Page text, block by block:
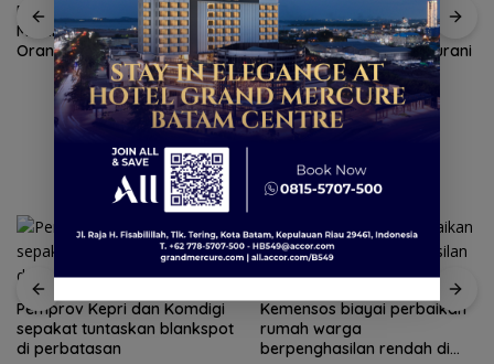
BPS Catat Jumlah Penduduk
Miskin di Kepri Turun 3,3 Ribu
Orang
Ketegangan di Meja Makan:
Ketika Ruang Dialog
Menggugat Eksistensi Nurani
Pemprov Kepri dan Komdigi
sepakat tuntaskan blankspot
di perbatasan
Kemensos biayai perbaikan
rumah warga
berpenghasilan rendah di